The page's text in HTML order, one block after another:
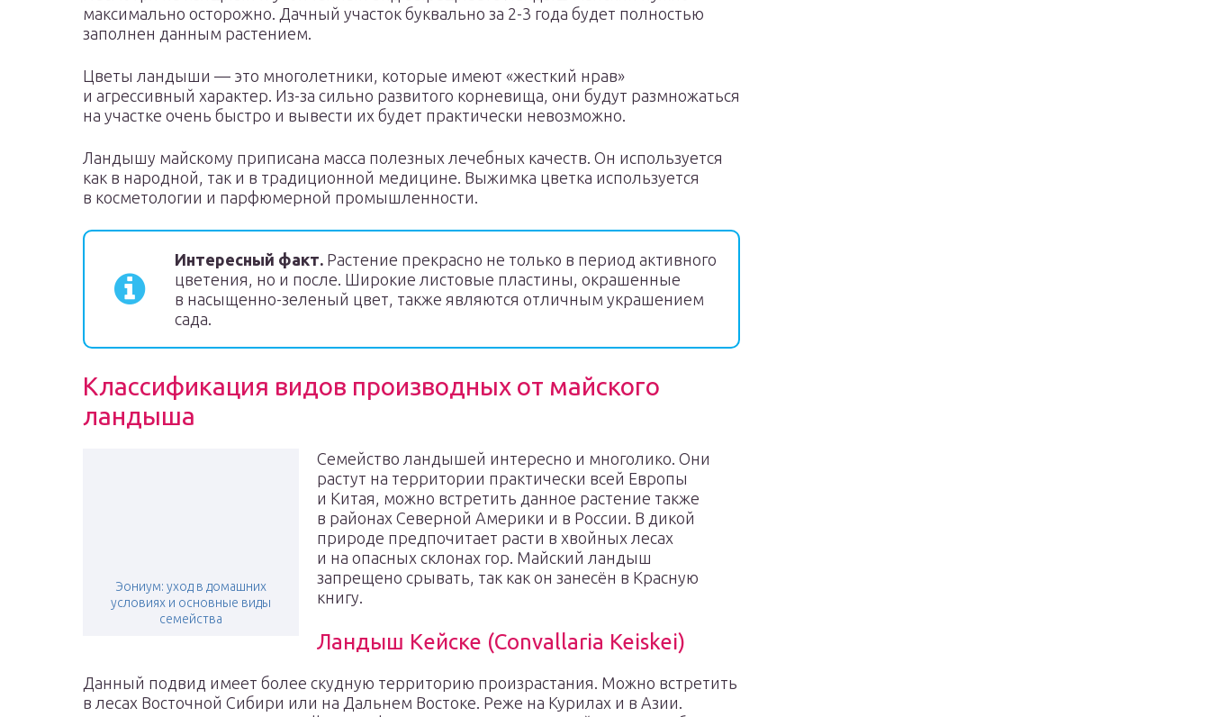
максимально осторожно. Дачный участок буквально за 2-3 года будет полностью
заполнен данным растением.
Цветы ландыши — это многолетники, которые имеют «жесткий нрав»
и агрессивный характер. Из-за сильно развитого корневища, они будут размножаться
на участке очень быстро и вывести их будет практически невозможно.
Ландышу майскому приписана масса полезных лечебных качеств. Он используется
как в народной, так и в традиционной медицине. Выжимка цветка используется
в косметологии и парфюмерной промышленности.
Интересный факт. Растение прекрасно не только в период активного
цветения, но и после. Широкие листовые пластины, окрашенные
в насыщенно-зеленый цвет, также являются отличным украшением
сада.
Классификация видов производных от майского
ландыша
Эониум: уход в домашних
условиях и основные виды
семейства
Семейство ландышей интересно и многолико. Они
растут на территории практически всей Европы
и Китая, можно встретить данное растение также
в районах Северной Америки и в России. В дикой
природе предпочитает расти в хвойных лесах
и на опасных склонах гор. Майский ландыш
запрещено срывать, так как он занесён в Красную
книгу.
Ландыш Кейске (Convallaria Keiskei)
Данный подвид имеет более скудную территорию произрастания. Можно встретить
в лесах Восточной Сибири или на Дальнем Востоке. Реже на Курилах и в Азии.